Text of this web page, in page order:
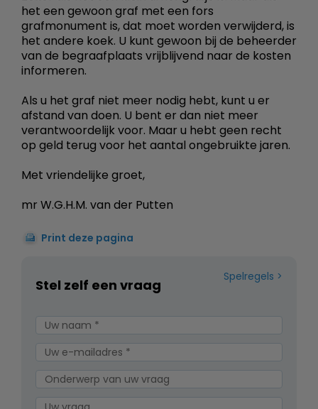
het een gewoon graf met een fors
grafmonument is, dat moet worden verwijderd, is
het andere koek. U kunt gewoon bij de beheerder
van de begraafplaats vrijblijvend naar de kosten
informeren.
Als u het graf niet meer nodig hebt, kunt u er
afstand van doen. U bent er dan niet meer
verantwoordelijk voor. Maar u hebt geen recht
op geld terug voor het aantal ongebruikte jaren.
Met vriendelijke groet,
mr W.G.H.M. van der Putten
Print deze pagina
Spelregels
Stel zelf een vraag